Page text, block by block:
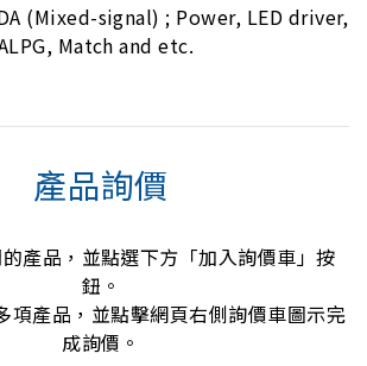
(Mixed-signal) ; Power, LED driver,
Match and etc.
產品詢價
產品，並點選下方「加入詢價車」按
鈕。
項產品，並點擊網頁右側詢價車圖示完
成詢價。